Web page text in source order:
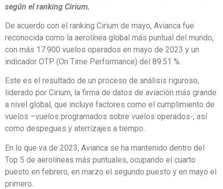
según el ranking Cirium.
De acuerdo con el ranking Cirium de mayo, Avianca fue
reconocida como la aerolínea global más puntual del mundo,
con más 17.900 vuelos operados en mayo de 2023 y un
indicador OTP (On Time Performance) del 89.51 %.
Este es el resultado de un proceso de análisis riguroso,
liderado por Cirium, la firma de datos de aviación más grande
a nivel global, que incluye factores como el cumplimiento de
vuelos –vuelos programados sobre vuelos operados-, así
como despegues y aterrizajes a tiempo.
En lo que va de 2023, Avianca se ha mantenido dentro del
Top 5 de aerolíneas más puntuales, ocupando el cuarto
puesto en febrero, en marzo el segundo puesto y en mayo el
primero.